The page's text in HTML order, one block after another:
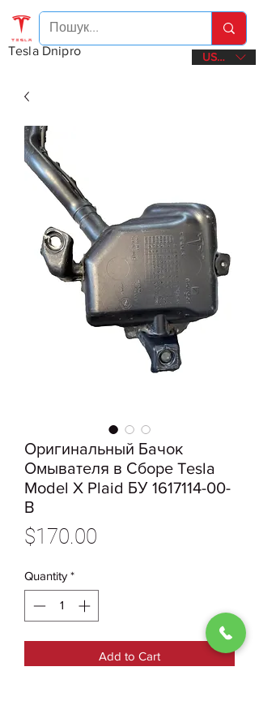
Tesla Dnipro USD ($)
Оригинальный Бачок
Омывателя в Сборе Tesla
Model X Plaid БУ 1617114-00-
В
$170.00
Quantity *
Add to Cart